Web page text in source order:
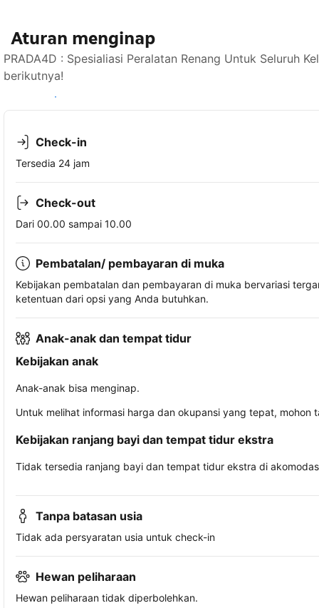
Aturan menginap
PRADA4D : Spesialiasi Peralatan Renang Untuk Seluruh
berikutnya!
Lihat ketersediaan
Check-in
Tersedia 24 jam
Check-out
Dari 00.00 sampai 10.00
Pembatalan/ pembayaran di muka
Kebijakan pembatalan dan pembayaran di muka bervariasi
ketentuan dari opsi yang Anda butuhkan.
Anak-anak dan tempat tidur
Kebijakan anak
Anak-anak bisa menginap.
Untuk melihat informasi harga dan okupansi yang tepat,
Kebijakan ranjang bayi dan tempat tidur ekstra
Tidak tersedia ranjang bayi dan tempat tidur ekstra di
Tanpa batasan usia
Tidak ada persyaratan usia untuk check-in
Hewan peliharaan
Hewan peliharaan tidak diperbolehkan.